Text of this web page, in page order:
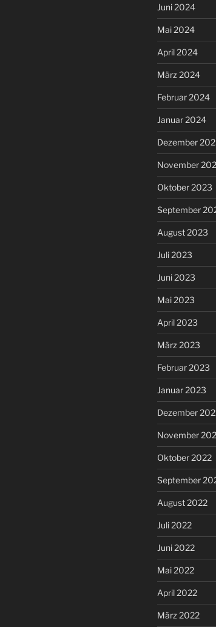
Juni 2024
Mai 2024
April 2024
März 2024
Februar 2024
Januar 2024
Dezember
November
Oktober 2023
September
August 2023
Juli 2023
Juni 2023
Mai 2023
April 2023
März 2023
Februar 2023
Januar 2023
Dezember
November
Oktober 2022
September
August 2022
Juli 2022
Juni 2022
Mai 2022
April 2022
März 2022